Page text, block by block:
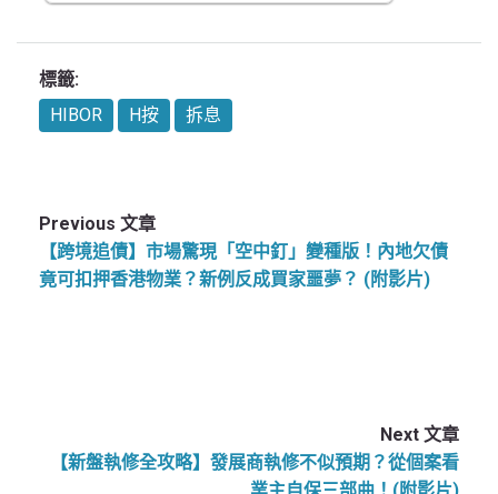
標籤:
HIBOR
H按 拆息
Previous 文章
【跨境追債】市場驚現「空中釘」變種版！內地欠債
竟可扣押香港物業？新例反成買家噩夢？ (附影片)
Next 文章
【新盤執修全攻略】發展商執修不似預期？從個案看